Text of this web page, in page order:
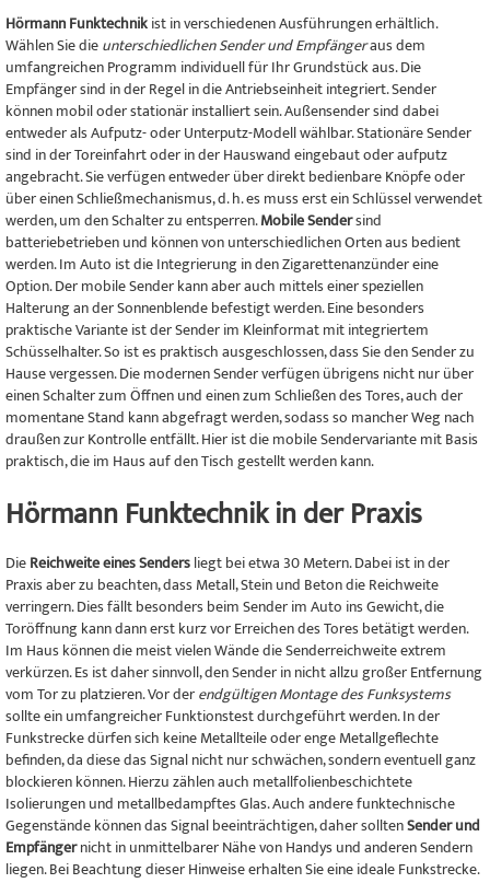
Hörmann Funktechnikist in verschiedenen Ausführungen erhältlich.
Wählen Sie dieunterschiedlichen Sender und Empfängeraus dem
umfangreichen Programm individuell für Ihr Grundstück aus. Die
Empfänger sind in der Regel in die Antriebseinheit integriert. Sender
können mobil oder stationär installiert sein. Außensender sind dabei
entweder als Aufputz- oder Unterputz-Modell wählbar. Stationäre Sender
sind in der Toreinfahrt oder in der Hauswand eingebaut oder aufputz
angebracht. Sie verfügen entweder über direkt bedienbare Knöpfe oder
über einen Schließmechanismus, d. h. es muss erst ein Schlüssel verwendet
werden, um den Schalter zu entsperren.Mobile Sendersind
batteriebetrieben und können von unterschiedlichen Orten aus bedient
werden. Im Auto ist die Integrierung in den Zigarettenanzünder eine
Option. Der mobile Sender kann aber auch mittels einer speziellen
Halterung an der Sonnenblende befestigt werden. Eine besonders
praktische Variante ist der Sender im Kleinformat mit integriertem
Schüsselhalter. So ist es praktisch ausgeschlossen, dass Sie den Sender zu
Hause vergessen. Die modernen Sender verfügen übrigens nicht nur über
einen Schalter zum Öffnen und einen zum Schließen des Tores, auch der
momentane Stand kann abgefragt werden, sodass so mancher Weg nach
draußen zur Kontrolle entfällt. Hier ist die mobile Sendervariante mit Basis
praktisch, die im Haus auf den Tisch gestellt werden kann.
Hörmann Funktechnik in der Praxis
DieReichweite eines Sendersliegt bei etwa 30 Metern. Dabei ist in der
Praxis aber zu beachten, dass Metall, Stein und Beton die Reichweite
verringern. Dies fällt besonders beim Sender im Auto ins Gewicht, die
Toröffnung kann dann erst kurz vor Erreichen des Tores betätigt werden.
Im Haus können die meist vielen Wände die Senderreichweite extrem
verkürzen. Es ist daher sinnvoll, den Sender in nicht allzu großer Entfernung
vom Tor zu platzieren. Vor derendgültigen Montage des Funksystems
sollte ein umfangreicher Funktionstest durchgeführt werden. In der
Funkstrecke dürfen sich keine Metallteile oder enge Metallgeflechte
befinden, da diese das Signal nicht nur schwächen, sondern eventuell ganz
blockieren können. Hierzu zählen auch metallfolienbeschichtete
Isolierungen und metallbedampftes Glas. Auch andere funktechnische
Gegenstände können das Signal beeinträchtigen, daher solltenSender und
Empfängernicht in unmittelbarer Nähe von Handys und anderen Sendern
liegen. Bei Beachtung dieser Hinweise erhalten Sie eine ideale Funkstrecke.